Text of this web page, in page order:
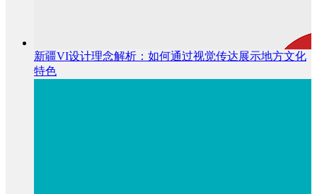
新疆VI设计理念解析：如何通过视觉传达展示地方文化
特色